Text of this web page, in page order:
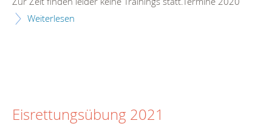
Weiterlesen
Eisrettungsübung 2021